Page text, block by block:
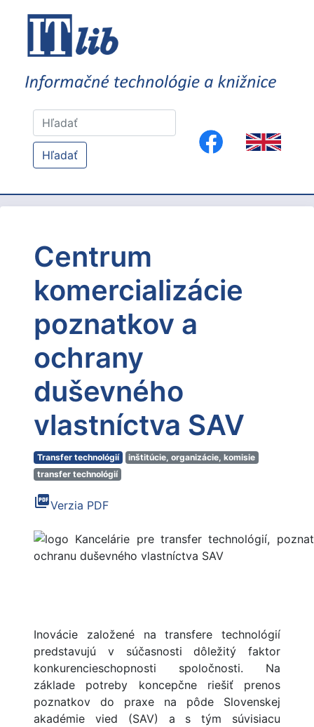
Hľadať
Centrum
komercializácie
poznatkov a
ochrany
duševného
vlastníctva SAV
Transfer technológií
inštitúcie, organizácie, komisie
transfer technológií
picture_as_pdfVerzia PDF
Inovácie založené na transfere technológií
predstavujú v súčasnosti dôležitý faktor
konkurencieschopnosti spoločnosti. Na
základe potreby koncepčne riešiť prenos
poznatkov do praxe na pôde Slovenskej
akadémie vied (SAV) a s tým súvisiacu